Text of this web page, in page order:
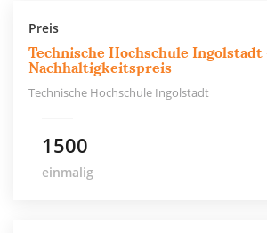
Preis
Technische Hochschule Ingolstadt
Nachhaltigkeitspreis
Technische Hochschule Ingolstadt
1500
einmalig